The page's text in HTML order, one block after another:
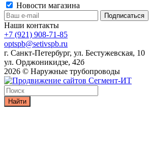
Новости магазина
Наши контакты
+7 (921) 908-71-85
optspb@setivspb.ru
г. Санкт-Петербург, ул. Бестужевская, 10
ул. Орджоникидзе, 42б
2026 © Наружные трубопроводы
Найти